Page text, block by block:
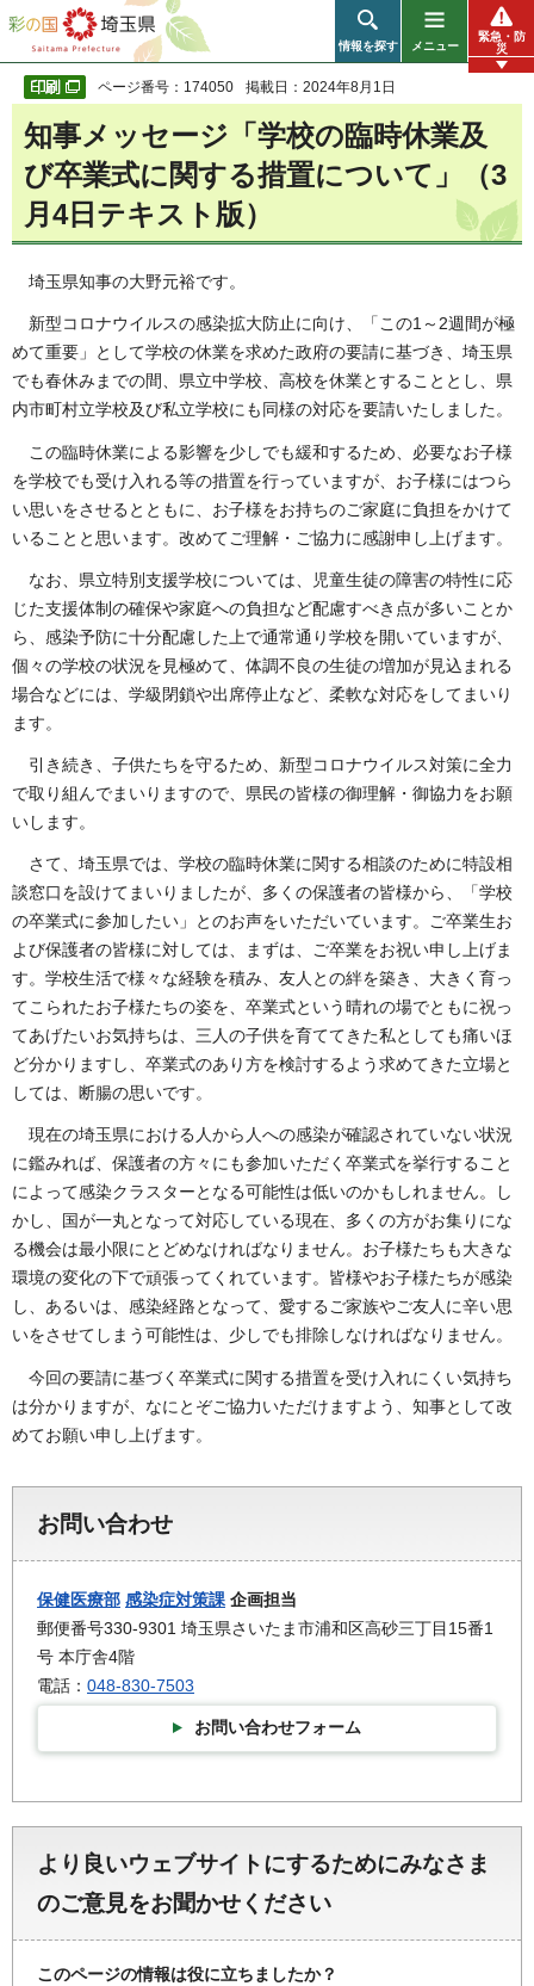
彩の国 埼玉県
情報を探す メニュー
緊急・防
災
ページ番号：174050 掲載日：2024年8月1日
知事メッセージ「学校の臨時休業及
び卒業式に関する措置について」（3
月4日テキスト版）
埼玉県知事の大野元裕です。
新型コロナウイルスの感染拡大防止に向け、「この1～2週間が極
めて重要」として学校の休業を求めた政府の要請に基づき、埼玉県
でも春休みまでの間、県立中学校、高校を休業とすることとし、県
内市町村立学校及び私立学校にも同様の対応を要請いたしました。
この臨時休業による影響を少しでも緩和するため、必要なお子様
を学校でも受け入れる等の措置を行っていますが、お子様にはつら
い思いをさせるとともに、お子様をお持ちのご家庭に負担をかけて
いることと思います。改めてご理解・ご協力に感謝申し上げます。
なお、県立特別支援学校については、児童生徒の障害の特性に応
じた支援体制の確保や家庭への負担など配慮すべき点が多いことか
ら、感染予防に十分配慮した上で通常通り学校を開いていますが、
個々の学校の状況を見極めて、体調不良の生徒の増加が見込まれる
場合などには、学級閉鎖や出席停止など、柔軟な対応をしてまいり
ます。
引き続き、子供たちを守るため、新型コロナウイルス対策に全力
で取り組んでまいりますので、県民の皆様の御理解・御協力をお願
いします。
さて、埼玉県では、学校の臨時休業に関する相談のために特設相
談窓口を設けてまいりましたが、多くの保護者の皆様から、「学校
の卒業式に参加したい」とのお声をいただいています。ご卒業生お
よび保護者の皆様に対しては、まずは、ご卒業をお祝い申し上げま
す。学校生活で様々な経験を積み、友人との絆を築き、大きく育っ
てこられたお子様たちの姿を、卒業式という晴れの場でともに祝っ
てあげたいお気持ちは、三人の子供を育ててきた私としても痛いほ
ど分かりますし、卒業式のあり方を検討するよう求めてきた立場と
しては、断腸の思いです。
現在の埼玉県における人から人への感染が確認されていない状況
に鑑みれば、保護者の方々にも参加いただく卒業式を挙行すること
によって感染クラスターとなる可能性は低いのかもしれません。し
かし、国が一丸となって対応している現在、多くの方がお集りにな
る機会は最小限にとどめなければなりません。お子様たちも大きな
環境の変化の下で頑張ってくれています。皆様やお子様たちが感染
し、あるいは、感染経路となって、愛するご家族やご友人に辛い思
いをさせてしまう可能性は、少しでも排除しなければなりません。
今回の要請に基づく卒業式に関する措置を受け入れにくい気持ち
は分かりますが、なにとぞご協力いただけますよう、知事として改
めてお願い申し上げます。
お問い合わせ
保健医療部 感染症対策課 企画担当
郵便番号330-9301 埼玉県さいたま市浦和区高砂三丁目15番1
号 本庁舎4階
電話： 048-830-7503
お問い合わせフォーム
より良いウェブサイトにするためにみなさま
のご意見をお聞かせください
このページの情報は役に立ちましたか？